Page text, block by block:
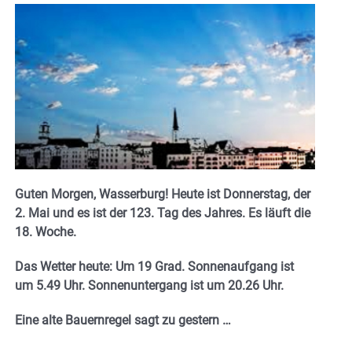
Guten Morgen, Wasserburg! Heute ist Donnerstag, der
2. Mai und es ist der 123. Tag des Jahres. Es läuft die
18. Woche.
Das Wetter heute: Um 19 Grad. Sonnenaufgang ist
um 5.49 Uhr. Sonnenuntergang ist um 20.26 Uhr.
Eine alte Bauernregel sagt zu gestern …